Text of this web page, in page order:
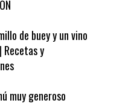
TOMATE AL CAFÉ Y
Recetas y